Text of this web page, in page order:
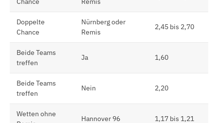
Doppelte
Chance
Nürnberg oder
Remis
2,45 bis 2,70
Beide Teams
treffen
Ja 1,60
Beide Teams
treffen
Nein 2,20
Wetten ohne
Hannover 96 1,17 bis 1,21